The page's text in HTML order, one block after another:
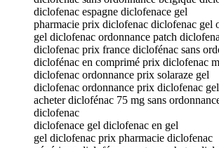
diclofenac espagne diclofenace gel
pharmacie prix diclofenac diclofenac gel
gel diclofenac ordonnance patch
diclofenac prix france diclofénac sans
diclofénac en comprimé prix diclofenac
diclofenac ordonnance prix solaraze gel
diclofenac ordonnance prix diclofenac gel
acheter diclofénac 75 mg sans
diclofenac
diclofenace gel diclofenac en gel
gel diclofenac prix pharmacie diclofenac